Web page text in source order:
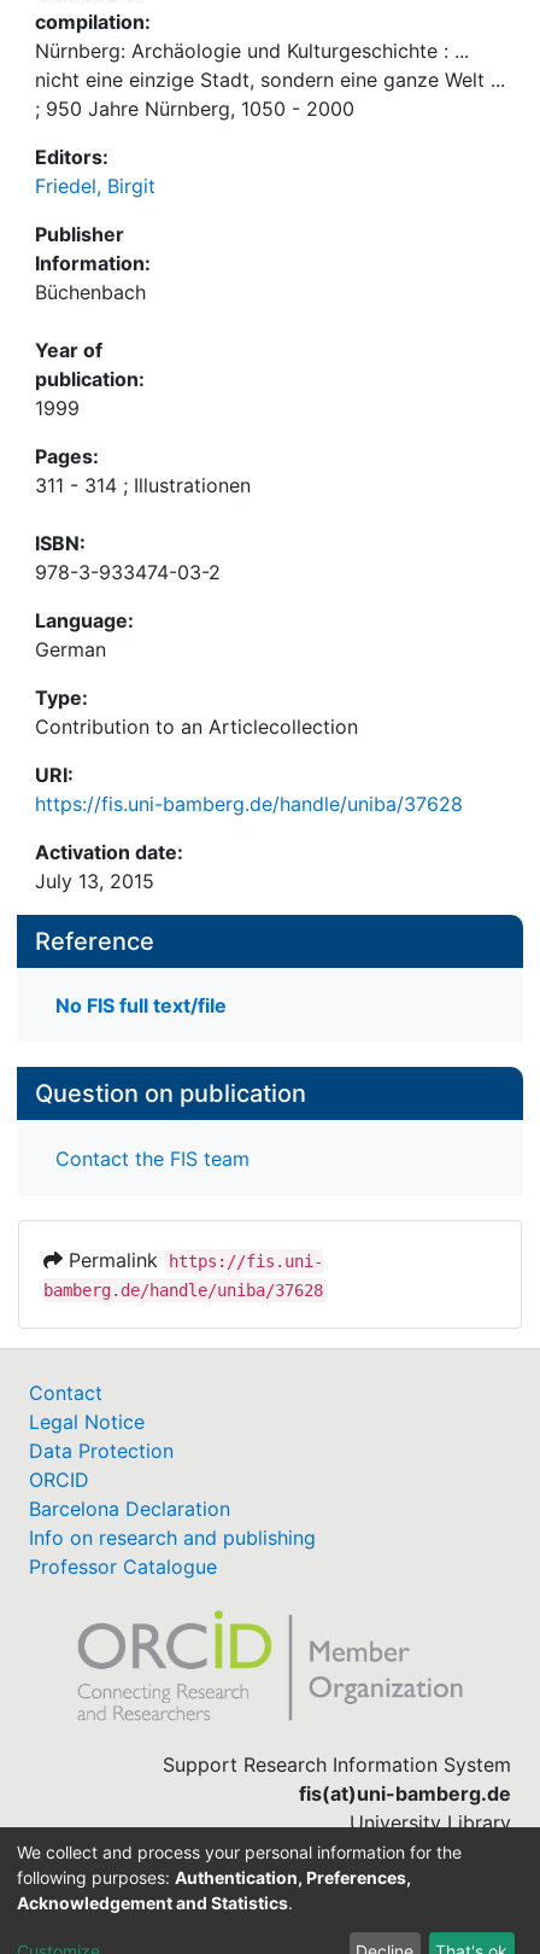
compilation:
Nürnberg: Archäologie und Kulturgeschichte : ...
nicht eine einzige Stadt, sondern eine ganze Welt ...
; 950 Jahre Nürnberg, 1050 - 2000
Editors:
Friedel, Birgit
Publisher
Information:
Büchenbach
Year of
publication:
1999
Pages:
311 - 314 ; Illustrationen
ISBN:
978-3-933474-03-2
Language:
German
Type:
Contribution to an Articlecollection
URI:
https://fis.uni-bamberg.de/handle/uniba/37628
Activation date:
July 13, 2015
Reference
No FIS full text/file
Question on publication
Contact the FIS team
Permalink
https://fis.uni-
bamberg.de/handle/uniba/37628
Contact
Legal Notice
Data Protection
ORCID
Barcelona Declaration
Info on research and publishing
Professor Catalogue
Support Research Information System
fis(at)uni-bamberg.de
University Library
(0951) 863-1568
DSpace-CRIS software
We collect and process your personal information for the
following purposes: Authentication, Preferences,
Acknowledgement and Statistics.